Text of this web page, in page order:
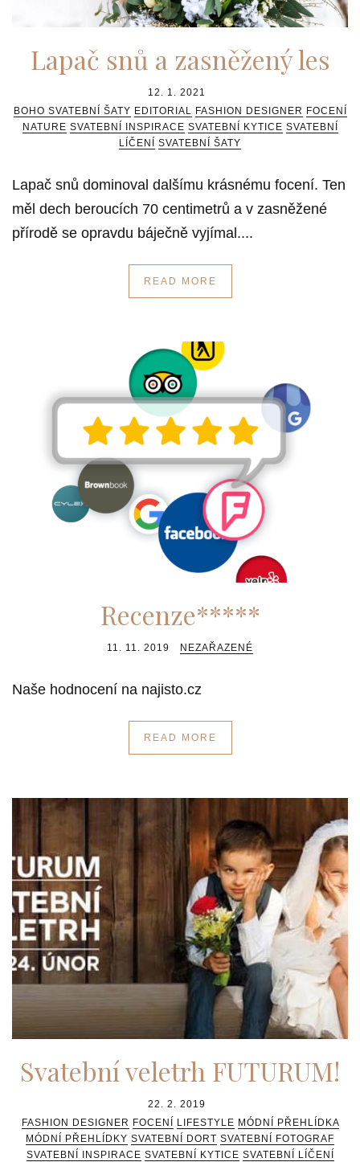
Lapač snů a zasněžený les
12. 1. 2021
BOHO SVATEBNÍ ŠATY EDITORIAL FASHION DESIGNER FOCENÍ
NATURE SVATEBNÍ INSPIRACE SVATEBNÍ KYTICE SVATEBNÍ
LÍČENÍ
SVATEBNÍ ŠATY
Lapač snů dominoval dalšímu krásnému focení. Ten
měl dech beroucích 70 centimetrů a v zasněžené
přírodě se opravdu báječně vyjímal....
READ MORE
Recenze*****
11. 11. 2019 NEZAŘAZENÉ
Naše hodnocení na najisto.cz
READ MORE
Svatební veletrh FUTURUM!
22. 2. 2019
FASHION DESIGNER FOCENÍ LIFESTYLE MÓDNÍ PŘEHLÍDKA
MÓDNÍ PŘEHLÍDKY SVATEBNÍ DORT SVATEBNÍ FOTOGRAF
SVATEBNÍ INSPIRACE SVATEBNÍ KYTICE SVATEBNÍ LÍČENÍ